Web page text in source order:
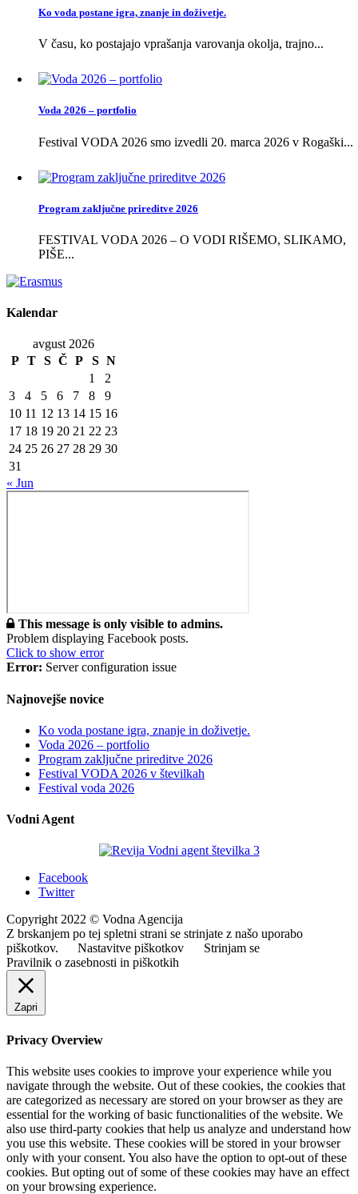
Ko voda postane igra, znanje in doživetje.
V času, ko postajajo vprašanja varovanja okolja, trajno...
Voda 2026 – portfolio
Festival VODA 2026 smo izvedli 20. marca 2026 v Rogaški...
Program zaključne prireditve 2026
FESTIVAL VODA 2026 – O VODI RIŠEMO, SLIKAMO,
PIŠE...
Kalendar
avgust 2026
P T S Č P S N
1
2
3
4 5 6 7 8
9
10 11 12 13 14 15 16
17 18 19 20 21 22 23
24 25 26 27 28 29 30
31
« Jun
This message is only visible to admins.
Problem displaying Facebook posts.
Click to show error
Error: Server configuration issue
Najnovejše novice
Ko voda postane igra, znanje in doživetje.
Voda 2026 – portfolio
Program zaključne prireditve 2026
Festival VODA 2026 v številkah
Festival voda 2026
Vodni Agent
Facebook
Twitter
Copyright 2022 © Vodna Agencija
Z brskanjem po tej spletni strani se strinjate z našo uporabo
piškotkov.
Nastavitve piškotkov
Strinjam se
Pravilnik o zasebnosti in piškotkih
Zapri
Privacy Overview
This website uses cookies to improve your experience while you
navigate through the website. Out of these cookies, the cookies that
are categorized as necessary are stored on your browser as they are
essential for the working of basic functionalities of the website. We
also use third-party cookies that help us analyze and understand how
you use this website. These cookies will be stored in your browser
only with your consent. You also have the option to opt-out of these
cookies. But opting out of some of these cookies may have an effect
on your browsing experience.